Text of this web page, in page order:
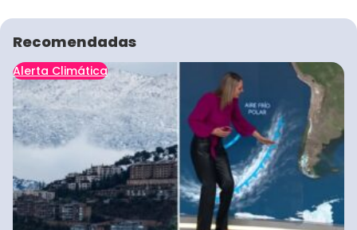
Recomendadas
Alerta Climática